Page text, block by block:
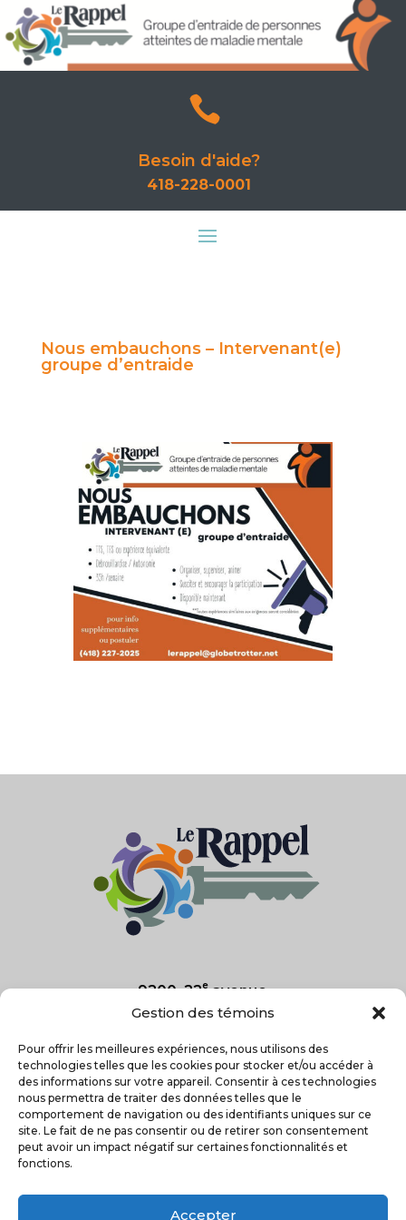
Gestion des témoins
Pour offrir les meilleures expériences, nous utilisons des
technologies telles que les cookies pour stocker et/ou accéder à
des informations sur votre appareil. Consentir à ces technologies
nous permettra de traiter des données telles que le
comportement de navigation ou des identifiants uniques sur ce
site. Le fait de ne pas consentir ou de retirer son consentement
peut avoir un impact négatif sur certaines fonctionnalités et
fonctions.
Accepter

Besoin d'aide?
418-228-0001
Nous embauchons – Intervenant(e)
groupe d’entraide
9200, 22eavenue
Saint-Georges, Qc
418-227-2025
